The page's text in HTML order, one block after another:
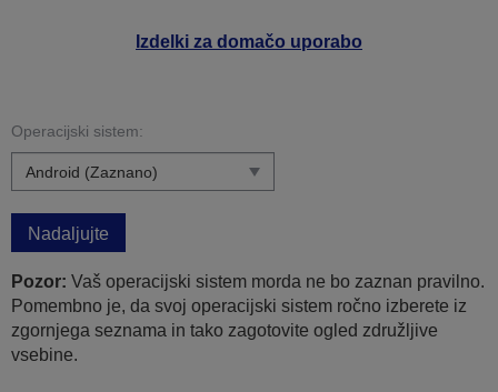
Izdelki za domačo uporabo
Operacijski sistem:
Nadaljujte
Pozor: Vaš operacijski sistem morda ne bo zaznan pravilno.
Pomembno je, da svoj operacijski sistem ročno izberete iz
zgornjega seznama in tako zagotovite ogled združljive
vsebine.